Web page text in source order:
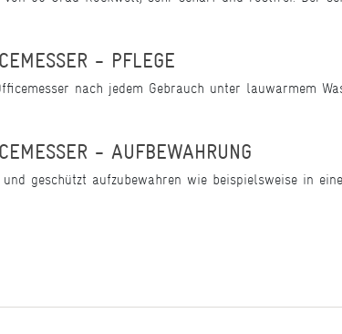
- PFLEGE
nach jedem Gebrauch unter lauwarmem
- AUFBEWAHRUNG
geschützt aufzubewahren wie beispielsweise in